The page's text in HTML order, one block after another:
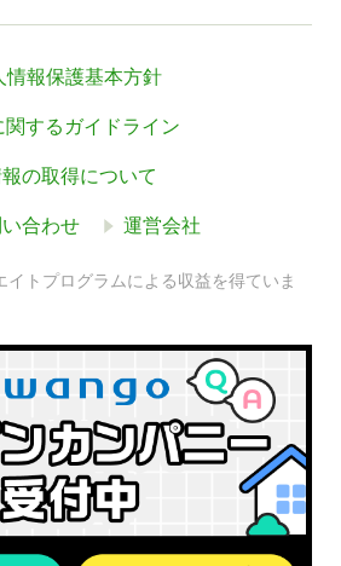
情報保護基本方針
するガイドライン
の取得について
合わせ 運営会社
トプログラムによる収益を得ていま